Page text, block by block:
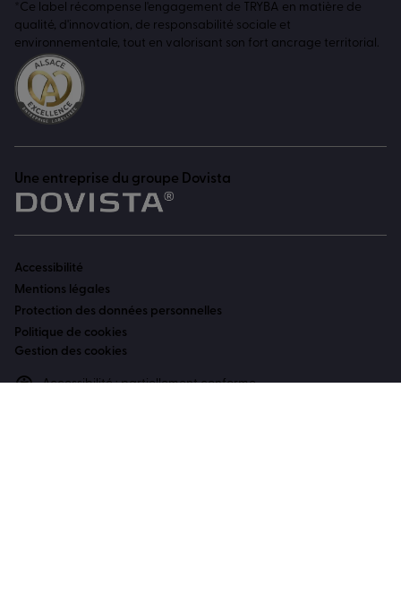
*Ce label récompense l'engagement de TRYBA en matière de
qualité, d'innovation, de responsabilité sociale et
environnementale, tout en valorisant son fort ancrage territorial.
Une entreprise du groupe Dovista
Accessibilité
Mentions légales
Protection des données personnelles
Politique de cookies
Gestion des cookies
Accessibilité : partiellement conforme